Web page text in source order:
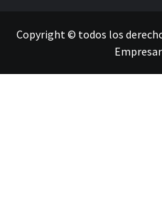
Copyright © todos los